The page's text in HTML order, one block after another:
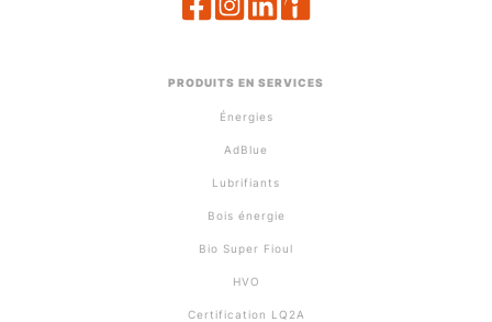
PRODUITS EN SERVICES
Énergies
AdBlue
Lubrifiants
Bois énergie
Bio Super Fioul
HVO
Certification LQ2A